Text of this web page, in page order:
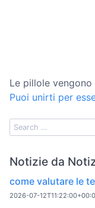
Le pillole vengono
Puoi unirti per
Notizie da
come valutare le
2026-07-